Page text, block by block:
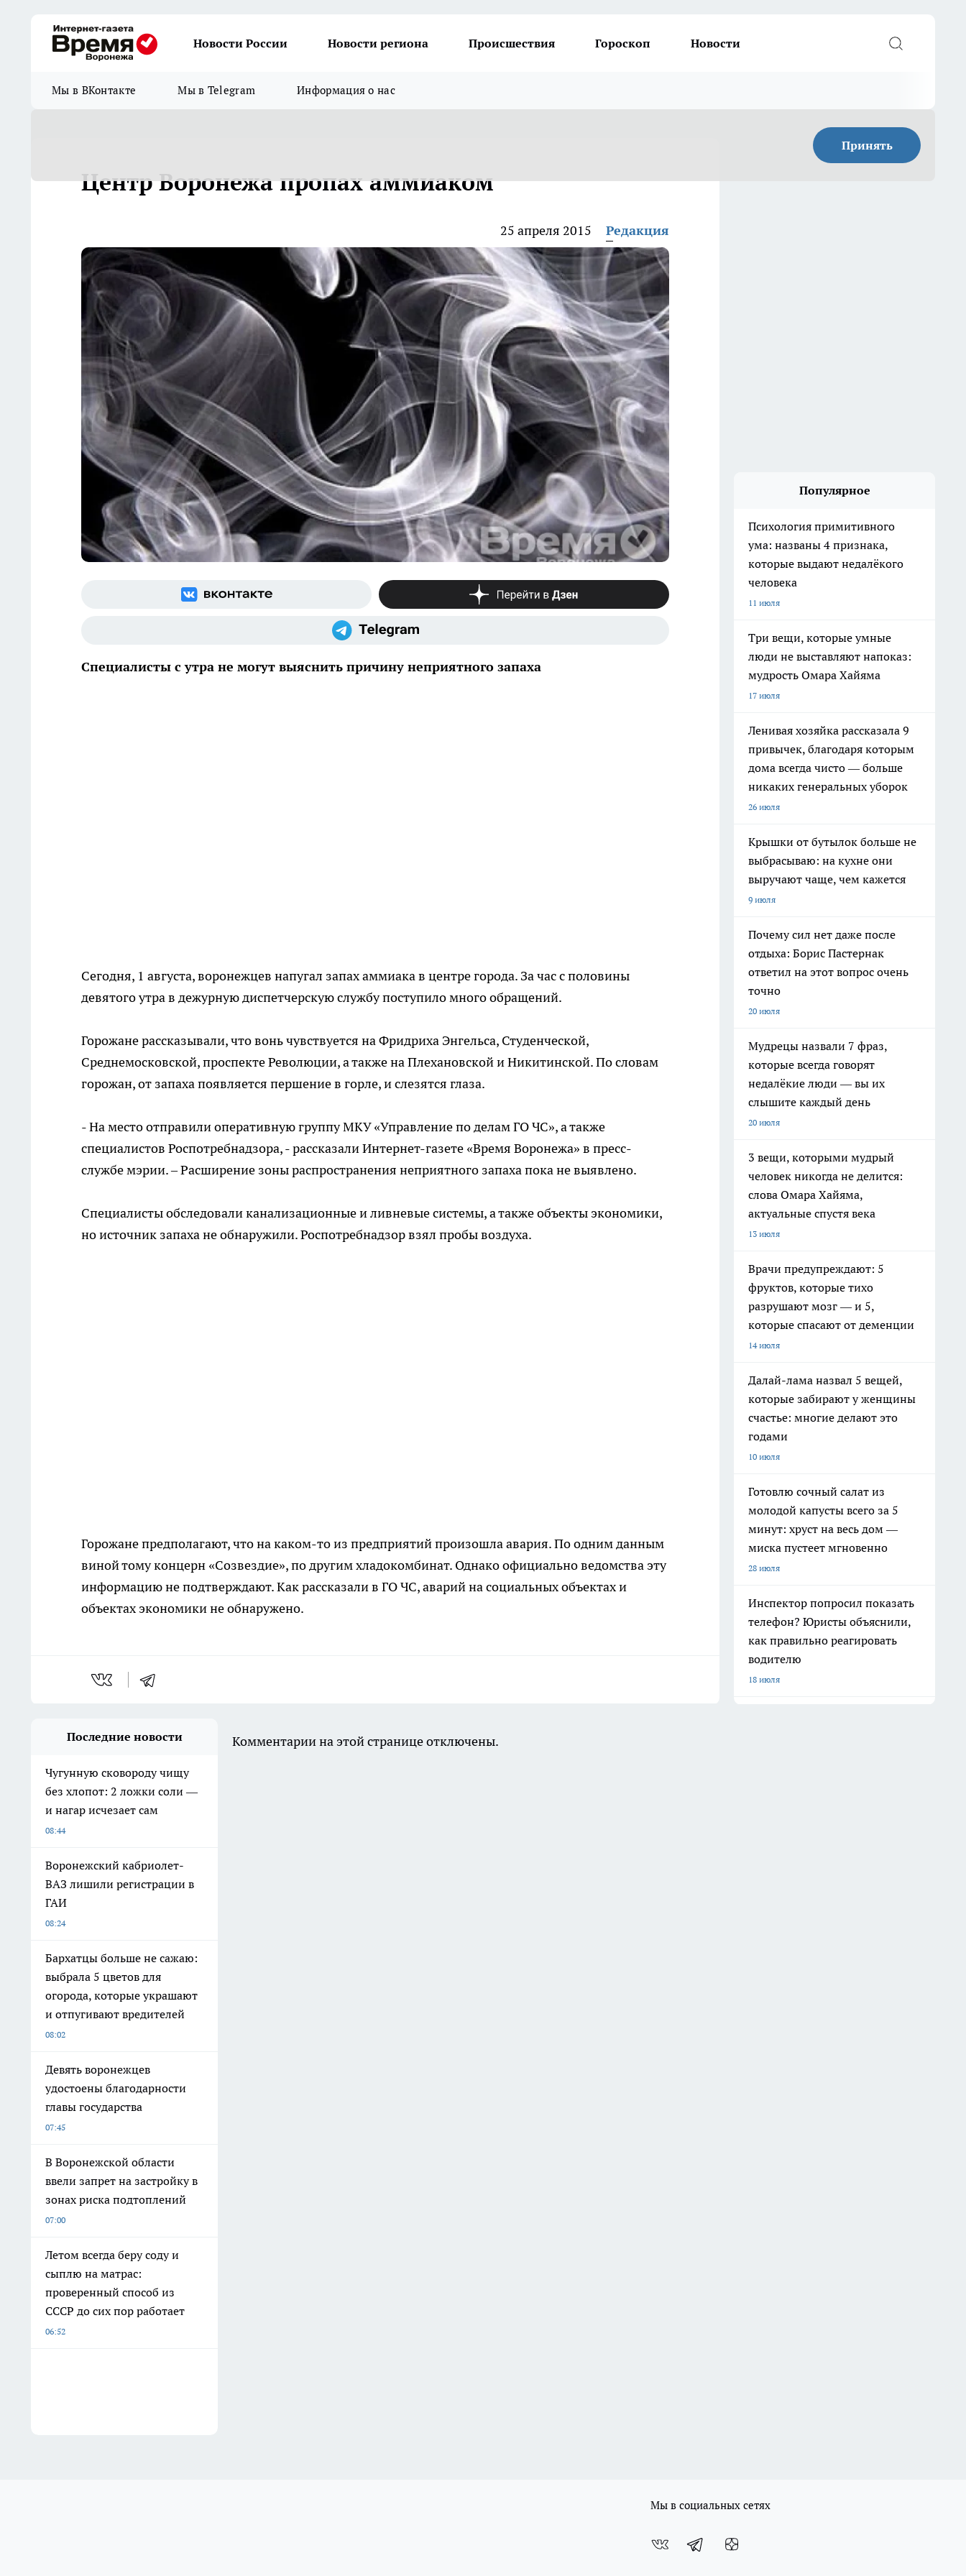
Новости России Новости региона Происшествия Гороскоп Новости
Мы в ВКонтакте Мы в Telegram Информация о нас
Принять
Центр Воронежа пропах аммиаком
25 апреля 2015 Редакция
Специалисты с утра не могут выяснить причину неприятного запаха
Сегодня, 1 августа, воронежцев напугал запах аммиака в центре города. За час с половины
девятого утра в дежурную диспетчерскую службу поступило много обращений.
Горожане рассказывали, что вонь чувствуется на Фридриха Энгельса, Студенческой,
Среднемосковской, проспекте Революции, а также на Плехановской и Никитинской. По словам
горожан, от запаха появляется першение в горле, и слезятся глаза.
- На место отправили оперативную группу МКУ «Управление по делам ГО ЧС», а также
специалистов Роспотребнадзора, - рассказали Интернет-газете «Время Воронежа» в пресс-
службе мэрии. – Расширение зоны распространения неприятного запаха пока не выявлено.
Специалисты обследовали канализационные и ливневые системы, а также объекты экономики,
но источник запаха не обнаружили. Роспотребнадзор взял пробы воздуха.
Горожане предполагают, что на каком-то из предприятий произошла авария. По одним данным
виной тому концерн «Созвездие», по другим хладокомбинат. Однако официально ведомства эту
информацию не подтверждают. Как рассказали в ГО ЧС, аварий на социальных объектах и
объектах экономики не обнаружено.
Популярное
Психология примитивного
ума: названы 4 признака,
которые выдают недалёкого
человека
11 июля
Три вещи, которые умные
люди не выставляют напоказ:
мудрость Омара Хайяма
17 июля
Ленивая хозяйка рассказала 9
привычек, благодаря которым
дома всегда чисто — больше
никаких генеральных уборок
26 июля
Крышки от бутылок больше не
выбрасываю: на кухне они
выручают чаще, чем кажется
9 июля
Почему сил нет даже после
отдыха: Борис Пастернак
ответил на этот вопрос очень
точно
20 июля
Мудрецы назвали 7 фраз,
которые всегда говорят
недалёкие люди — вы их
слышите каждый день
20 июля
3 вещи, которыми мудрый
человек никогда не делится:
слова Омара Хайяма,
актуальные спустя века
13 июля
Врачи предупреждают: 5
фруктов, которые тихо
разрушают мозг — и 5,
которые спасают от деменции
14 июля
Далай-лама назвал 5 вещей,
которые забирают у женщины
счастье: многие делают это
годами
10 июля
Готовлю сочный салат из
молодой капусты всего за 5
минут: хруст на весь дом —
миска пустеет мгновенно
28 июля
Инспектор попросил показать
телефон? Юристы объяснили,
как правильно реагировать
водителю
18 июля
Последние новости
Чугунную сковороду чищу
без хлопот: 2 ложки соли —
и нагар исчезает сам
08:44
Воронежский кабриолет-
ВАЗ лишили регистрации в
ГАИ
08:24
Бархатцы больше не сажаю:
выбрала 5 цветов для
огорода, которые украшают
и отпугивают вредителей
08:02
Девять воронежцев
удостоены благодарности
главы государства
07:45
В Воронежской области
ввели запрет на застройку в
зонах риска подтоплений
07:00
Летом всегда беру соду и
сыплю на матрас:
проверенный способ из
СССР до сих пор работает
06:52
Комментарии на этой странице отключены.
Мы в социальных сетях